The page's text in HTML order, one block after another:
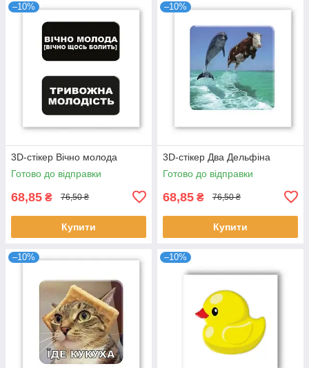
–10%
3D-стікер Вічно молода
Готово до відправки
68,85 ₴ 76,50 ₴
Купити
–10%
3D-стікер Два Дельфіна
Готово до відправки
68,85 ₴ 76,50 ₴
Купити
–10% –10%